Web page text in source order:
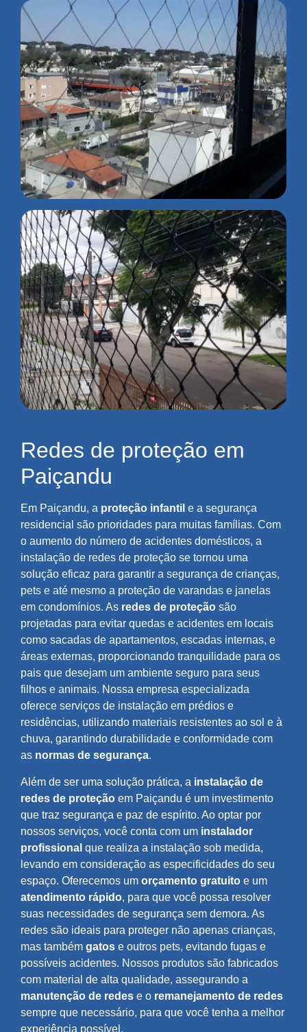
Redes de proteção em
Paiçandu
Em Paiçandu, a proteção infantil e a segurança
residencial são prioridades para muitas famílias. Com
o aumento do número de acidentes domésticos, a
instalação de redes de proteção se tornou uma
solução eficaz para garantir a segurança de crianças,
pets e até mesmo a proteção de varandas e janelas
em condomínios. As redes de proteção são
projetadas para evitar quedas e acidentes em locais
como sacadas de apartamentos, escadas internas, e
áreas externas, proporcionando tranquilidade para os
pais que desejam um ambiente seguro para seus
filhos e animais. Nossa empresa especializada
oferece serviços de instalação em prédios e
residências, utilizando materiais resistentes ao sol e à
chuva, garantindo durabilidade e conformidade com
as normas de segurança.
Além de ser uma solução prática, a instalação de
redes de proteção em Paiçandu é um investimento
que traz segurança e paz de espírito. Ao optar por
nossos serviços, você conta com um instalador
profissional que realiza a instalação sob medida,
levando em consideração as especificidades do seu
espaço. Oferecemos um orçamento gratuito e um
atendimento rápido, para que você possa resolver
suas necessidades de segurança sem demora. As
redes são ideais para proteger não apenas crianças,
mas também gatos e outros pets, evitando fugas e
possíveis acidentes. Nossos produtos são fabricados
com material de alta qualidade, assegurando a
manutenção de redes e o remanejamento de redes
sempre que necessário, para que você tenha a melhor
experiência possível.